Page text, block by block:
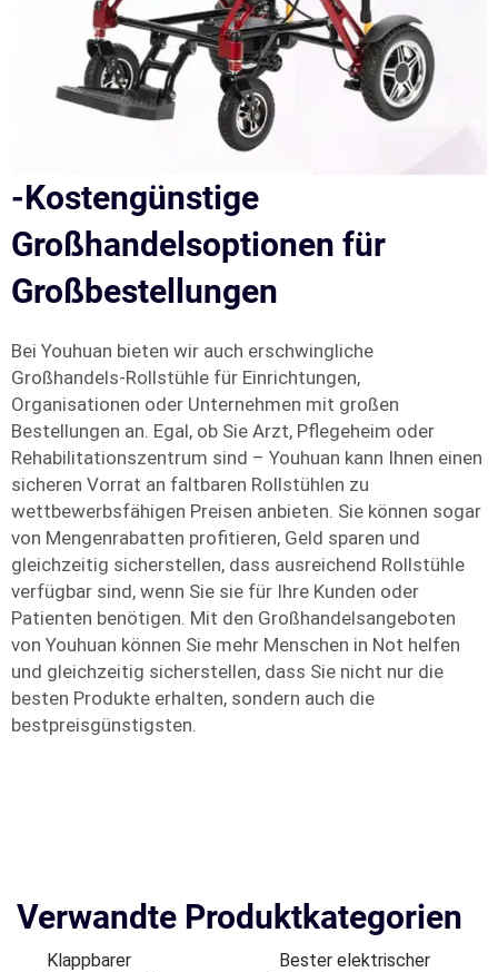
-Kostengünstige
Großhandelsoptionen für
Großbestellungen
Bei Youhuan bieten wir auch erschwingliche
Großhandels-Rollstühle für Einrichtungen,
Organisationen oder Unternehmen mit großen
Bestellungen an. Egal, ob Sie Arzt, Pflegeheim oder
Rehabilitationszentrum sind – Youhuan kann Ihnen einen
sicheren Vorrat an faltbaren Rollstühlen zu
wettbewerbsfähigen Preisen anbieten. Sie können sogar
von Mengenrabatten profitieren, Geld sparen und
gleichzeitig sicherstellen, dass ausreichend Rollstühle
verfügbar sind, wenn Sie sie für Ihre Kunden oder
Patienten benötigen. Mit den Großhandelsangeboten
von Youhuan können Sie mehr Menschen in Not helfen
und gleichzeitig sicherstellen, dass Sie nicht nur die
besten Produkte erhalten, sondern auch die
bestpreisgünstigsten.
Verwandte Produktkategorien
Klappbarer
Bester elektrischer